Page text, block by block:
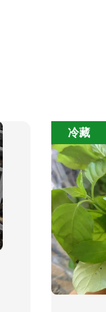
冷藏